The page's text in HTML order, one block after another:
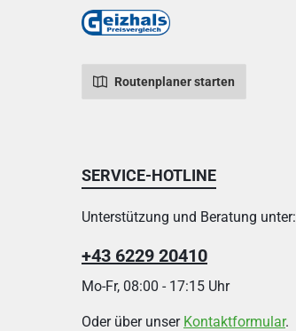
Routenplaner starten
SERVICE-HOTLINE
Unterstützung und Beratung unter:
+43 6229 20410
Mo-Fr, 08:00 - 17:15 Uhr
Oder über unser Kontaktformular.